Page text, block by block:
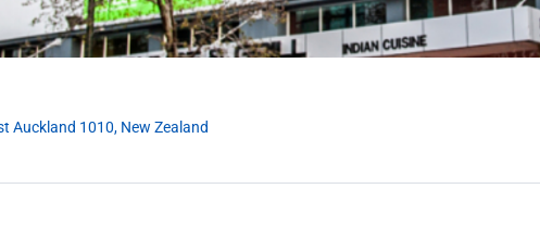
Auckland 1010, New Zealand